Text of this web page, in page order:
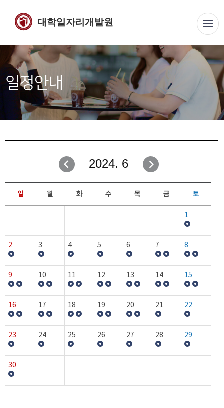
대학일자리개발원
일정안내
2024. 6
일 월 화 수 목 금 토
1
2 3 4 5 6 7 8
9 10 11 12 13 14 15
16 17 18 19 20 21 22
23 24 25 26 27 28 29
30